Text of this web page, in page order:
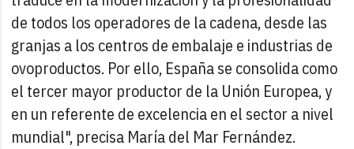
de todos los operadores de la cadena, desde las
granjas a los centros de embalaje e industrias de
ovoproductos. Por ello, España se consolida como
el tercer mayor productor de la Unión Europea, y
en un referente de excelencia en el sector a nivel
mundial", precisa María del Mar Fernández.